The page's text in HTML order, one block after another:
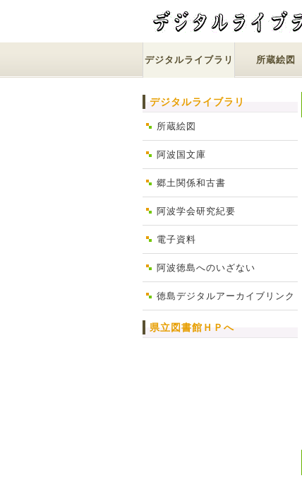
デジタルライブラリ 所蔵絵図
デジタルライブラリ
所蔵絵図
阿波国文庫
郷土関係和古書
阿波学会研究紀要
電子資料
阿波徳島へのいざない
徳島デジタルアーカイブリンク
県立図書館ＨＰへ